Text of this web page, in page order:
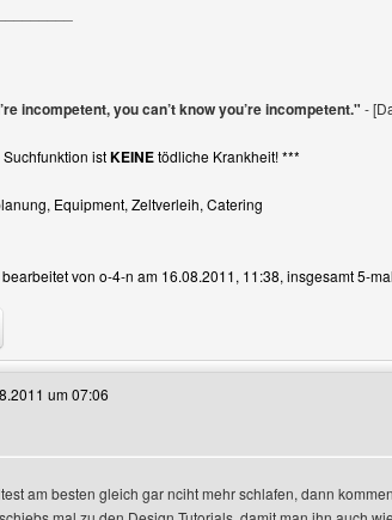
incompetent, you can’t know you’re incompetent." -
istKEINEtödliche Krankheit! ***
Equipment, Zeltverleih, Catering
von o-4-n am 16.08.2011, 11:38, insgesamt 5-
dieses Benutzers besuchen: o-4-n
um 07:06
am besten gleich gar nciht mehr schlafen, dann